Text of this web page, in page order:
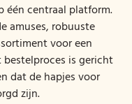
één centraal platform.
amuses, robuuste
voor een
bestelproces is gericht
dat de hapjes voor
zijn.